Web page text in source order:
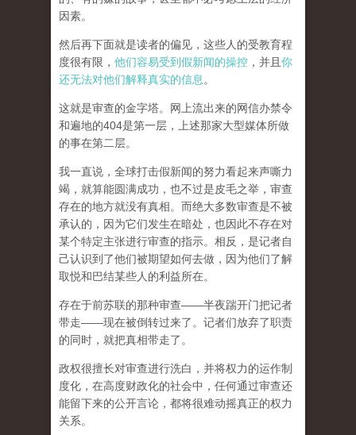
因素。
然后再下面就是读者的偏见，这些人的受教育程
度很有限， 他们容易受到假新闻的操控 ，并且 你
还无法对他们解释真实的信息 。
这就是审查的金字塔。网上流出来的网信办禁令
和遍地的404是第一层，上述那家大型媒体所做
的事在第二层。
我一直说，全球打击假新闻的努力看起来声嘶力
竭，就算能圆满成功，也不过是皮毛之举，审查
存在的地方就没有真相。而绝大多数审查是不被
承认的，因为它们发生在暗处，也因此不存在对
某个特定主张进行审查的指示。相反，是记者自
己认识到了他们被期望如何去做，因为他们了解
取悦和巴结某些人的利益所在。
存在于前苏联的那种审查——半夜踹开门把记者
带走——现在被倒转过来了。记者们放弃了职责
的同时，就把真相带走了。
政权很擅长对审查进行洗白，并将权力的运作制
度化，在高度财政化的社会中，任何通过审查还
能留下来的公开言论，都将很难动摇真正的权力
关系。